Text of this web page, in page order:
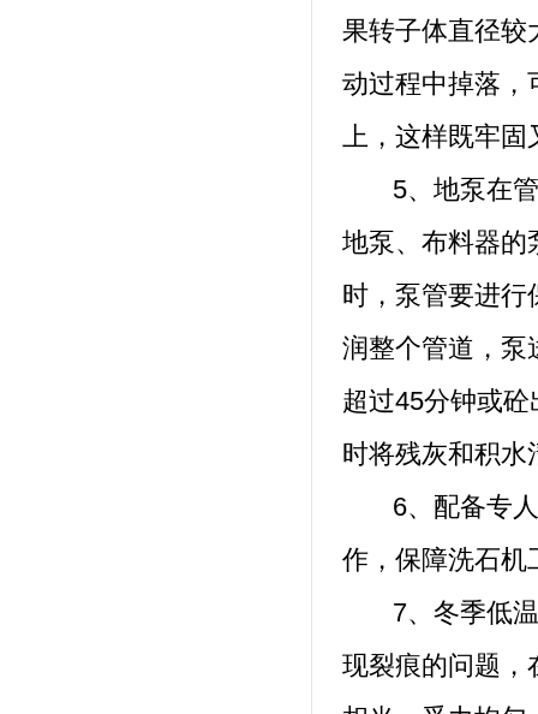
果转子体直径较
动过程中掉落，
上，这样既牢固
5、地泵在管
地泵、布料器的
时，泵管要进行
润整个管道，泵
超过45分钟或
时将残灰和积水
6、配备专人
作，保障洗石机
7、冬季低温
现裂痕的问题，